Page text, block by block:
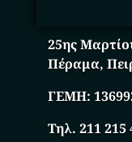
25ης
Πέραμα,
ΓΕΜΗ:
Τηλ. 211 215